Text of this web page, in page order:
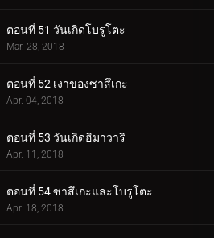
ตอนที่ 51 วันเกิดโบรูโตะ
Mar. 28, 2018
ตอนที่ 52 เงาของซาสึเกะ
Apr. 04, 2018
ตอนที่ 53 วันเกิดฮิมาวาริ
Apr. 11, 2018
ตอนที่ 54 ซาสึเกะและโบรูโตะ
Apr. 18, 2018